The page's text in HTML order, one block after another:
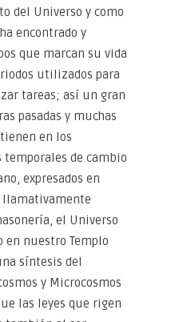
del Universo y como
encontrado y
que marcan su vida
utilizados para
tareas; así un gran
pasadas y muchas
en los
de cambio
expresados en
llamativamente
el Universo
en nuestro Templo
síntesis del
y Microcosmos
las leyes que rigen